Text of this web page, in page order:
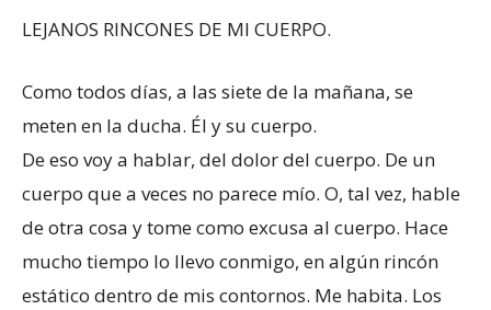
LEJANOS RINCONES DE MI CUERPO.
Como todos días, a las siete de la mañana, se
meten en la ducha. Él y su cuerpo.
De eso voy a hablar, del dolor del cuerpo. De un
cuerpo que a veces no parece mío. O, tal vez, hable
de otra cosa y tome como excusa al cuerpo. Hace
mucho tiempo lo llevo conmigo, en algún rincón
estático dentro de mis contornos. Me habita. Los